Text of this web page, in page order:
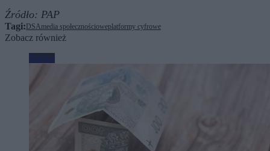
Źródło: PAP
Tagi: DSAmedia społecznościoweplatformy cyfrowe
Zobacz również
Biznes